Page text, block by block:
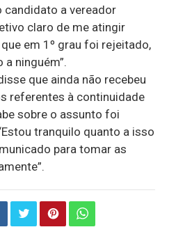
candidato a vereador
claro de me atingir
em 1º grau foi rejeitado,
ninguém”.
que ainda não recebeu
referentes à continuidade
sobre o assunto foi
tranquilo quanto a isso
para tomar as